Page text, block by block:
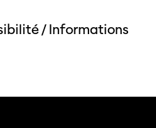
/Informations